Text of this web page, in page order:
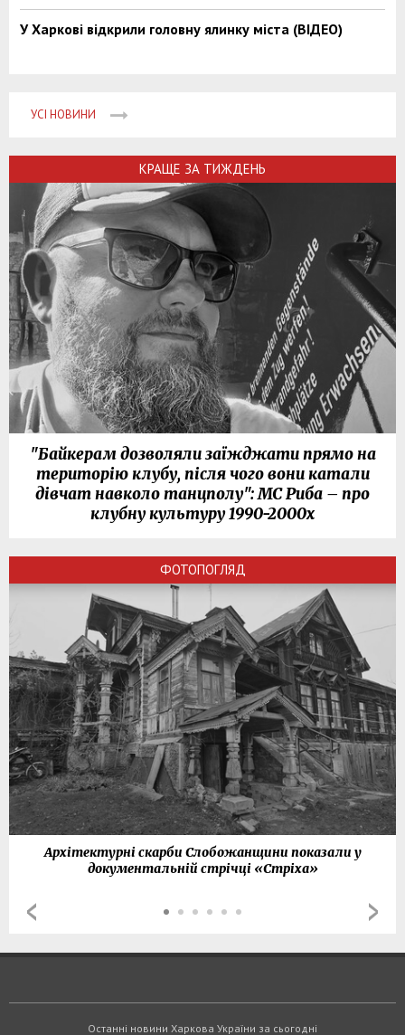
У Харкові відкрили головну ялинку міста (ВІДЕО)
УСІ НОВИНИ
КРАЩЕ ЗА ТИЖДЕНЬ
"Байкерам дозволяли заїжджати прямо на
територію клубу, після чого вони катали
дівчат навколо танцполу": МС Риба – про
клубну культуру 1990-2000х
ФОТОПОГЛЯД
Архітектурні скарби Слобожанщини показали у
документальній стрічці «Стріха»
Останні новини Харкова України за сьогодні